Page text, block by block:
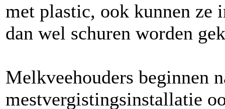
met plastic, ook kunnen ze
dan wel schuren worden
Melkveehouders beginnen
mestvergistingsinstallatie